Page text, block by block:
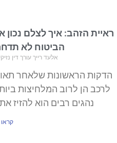
ראיית הזהב: איך לצלם
הביטוח לא
אלעד רייך עורך דין
הדקות הראשונות שלאחר
לרכב הן לרוב המלחיצות
נהגים רבים הוא להזיז
קראו